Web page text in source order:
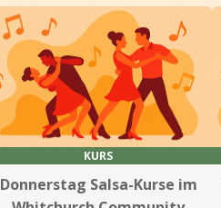
KURS
Donnerstag Salsa-Kurse im